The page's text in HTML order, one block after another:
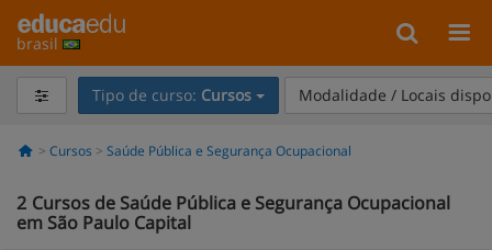
brasil
Tipo de curso: Cursos Modalidade / Locais
Cursos Saúde Pública e Segurança Ocupacional
2 Cursos de Saúde Pública e Segurança Ocupacional
em São Paulo Capital